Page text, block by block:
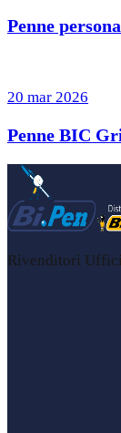
Penne
20 mar 2026
Penne BIC
Rivenditori